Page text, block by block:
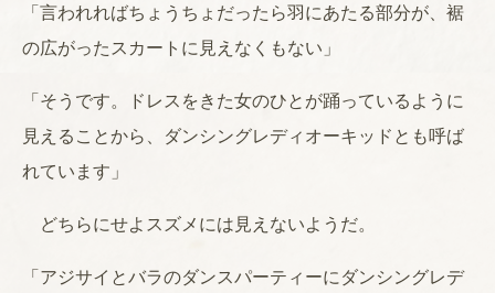
「言われればちょうちょだったら羽にあたる部分が、裾
の広がったスカートに見えなくもない」
「そうです。ドレスをきた女のひとが踊っているように
見えることから、ダンシングレディオーキッドとも呼ば
れています」
どちらにせよスズメには見えないようだ。
「アジサイとバラのダンスパーティーにダンシングレデ